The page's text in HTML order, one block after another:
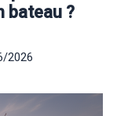
bateau ?
2026